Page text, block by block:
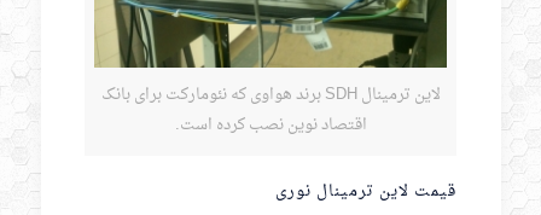
لاین ترمینال SDH برند هواوی که نئومارکت برای بانک
اقتصاد نوین نصب کرده است.
قیمت لاین ترمینال نوری